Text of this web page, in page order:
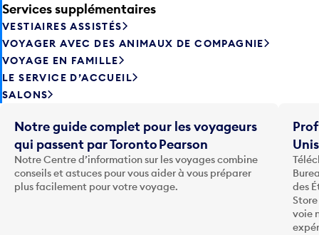
Services supplémentaires
VESTIAIRES ASSISTÉS
VOYAGER AVEC DES ANIMAUX DE COMPAGNIE
VOYAGE EN FAMILLE
LE SERVICE D’ACCUEIL
SALONS
Notre guide complet pour les voyageurs
qui passent par Toronto Pearson
Notre Centre d’information sur les voyages combine
conseils et astuces pour vous aider à vous préparer
plus facilement pour votre voyage.
des
voie